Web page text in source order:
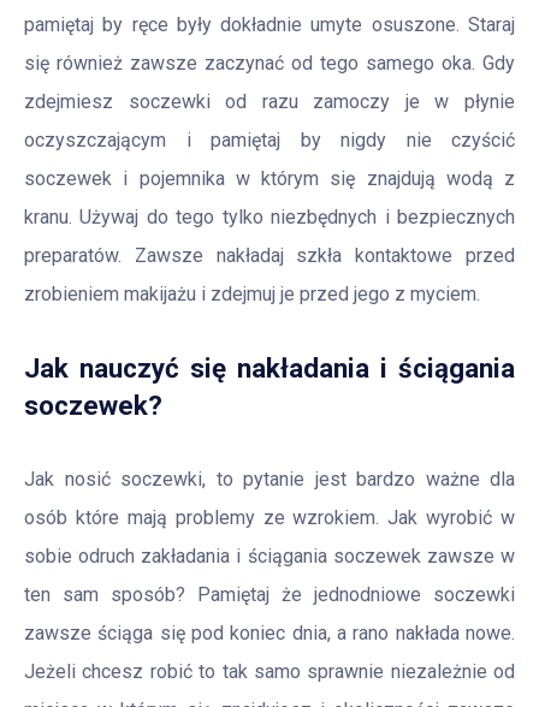
pamiętaj by ręce były dokładnie umyte osuszone. Staraj
się również zawsze zaczynać od tego samego oka. Gdy
zdejmiesz soczewki od razu zamoczy je w płynie
oczyszczającym i pamiętaj by nigdy nie czyścić
soczewek i pojemnika w którym się znajdują wodą z
kranu. Używaj do tego tylko niezbędnych i bezpiecznych
preparatów. Zawsze nakładaj szkła kontaktowe przed
zrobieniem makijażu i zdejmuj je przed jego z myciem.
Jak nauczyć się nakładania i ściągania
soczewek?
Jak nosić soczewki, to pytanie jest bardzo ważne dla
osób które mają problemy ze wzrokiem. Jak wyrobić w
sobie odruch zakładania i ściągania soczewek zawsze w
ten sam sposób? Pamiętaj że jednodniowe soczewki
zawsze ściąga się pod koniec dnia, a rano nakłada nowe.
Jeżeli chcesz robić to tak samo sprawnie niezależnie od